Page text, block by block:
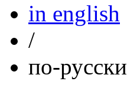
in english
/
по-русски